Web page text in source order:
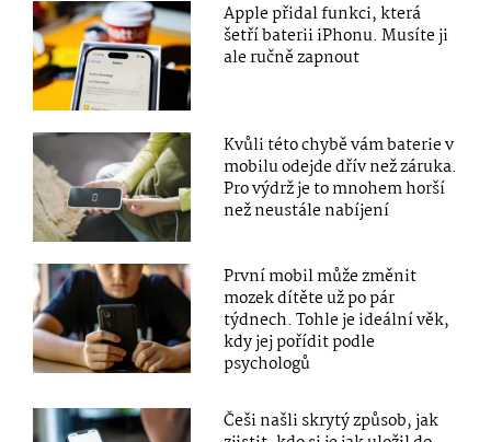
Apple přidal funkci, která
šetří baterii iPhonu. Musíte ji
ale ručně zapnout
Kvůli této chybě vám baterie v
mobilu odejde dřív než záruka.
Pro výdrž je to mnohem horší
než neustále nabíjení
První mobil může změnit
mozek dítěte už po pár
týdnech. Tohle je ideální věk,
kdy jej pořídit podle
psychologů
Češi našli skrytý způsob, jak